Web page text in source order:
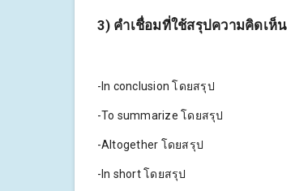
3) คำเชื่อมที่ใช้สรุปความคิดเห็น
-In conclusion โดยสรุป
-To summarize โดยสรุป
-Altogether โดยสรุป
-In short โดยสรุป